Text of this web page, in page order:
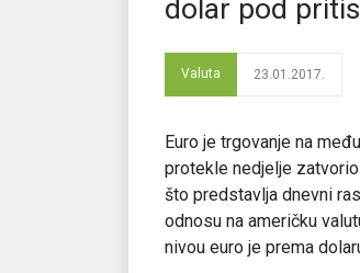
dolar pod
Valuta 23.01.2017.
Euro je trgovanje na
protekle nedjelje
što predstavlja dnevni
odnosu na američku
nivou euro je prema